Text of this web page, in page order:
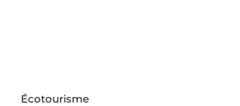
Écotourisme